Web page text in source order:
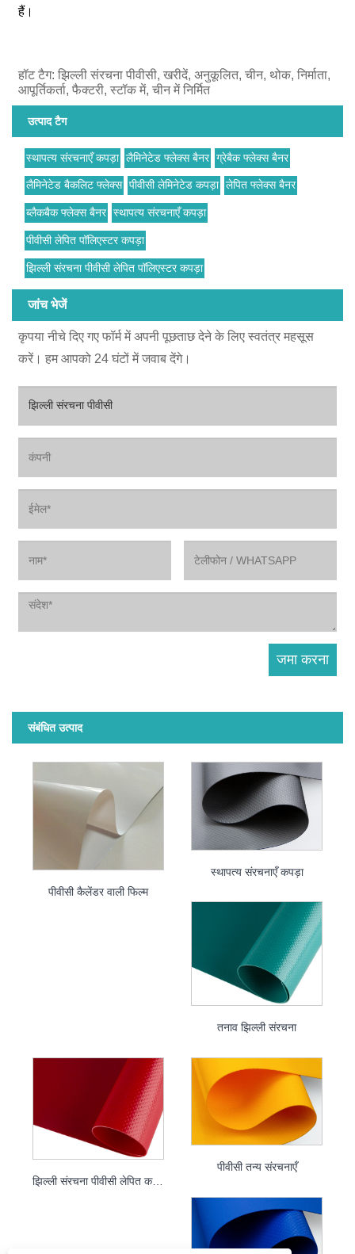
हैं।
हॉट टैग: झिल्ली संरचना पीवीसी, खरीदें, अनुकूलित, चीन, थोक, निर्माता,
आपूर्तिकर्ता, फैक्टरी, स्टॉक में, चीन में निर्मित
उत्पाद टैग
स्थापत्य संरचनाएँ कपड़ा लैमिनेटेड फ्लेक्स बैनर ग्रेबैक फ्लेक्स बैनर
लैमिनेटेड बैकलिट फ्लेक्स पीवीसी लेमिनेटेड कपड़ा लेपित फ्लेक्स बैनर
ब्लैकबैक फ्लेक्स बैनर स्थापत्य संरचनाएँ कपड़ा
पीवीसी लेपित पॉलिएस्टर कपड़ा
झिल्ली संरचना पीवीसी लेपित पॉलिएस्टर कपड़ा
जांच भेजें
कृपया नीचे दिए गए फॉर्म में अपनी पूछताछ देने के लिए स्वतंत्र महसूस
करें। हम आपको 24 घंटों में जवाब देंगे।
संबंधित उत्पाद
पीवीसी कैलेंडर वाली फिल्म
स्थापत्य संरचनाएँ कपड़ा
तनाव झिल्ली संरचना
झिल्ली संरचना पीवीसी लेपित कपड़ा
पीवीसी तन्य संरचनाएँ